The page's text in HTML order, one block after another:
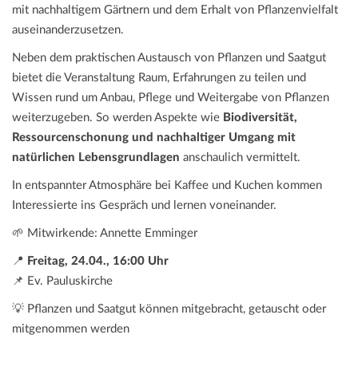
mit nachhaltigem Gärtnern und dem Erhalt von Pflanzenvielfalt
auseinanderzusetzen.
Neben dem praktischen Austausch von Pflanzen und Saatgut
bietet die Veranstaltung Raum, Erfahrungen zu teilen und
Wissen rund um Anbau, Pflege und Weitergabe von Pflanzen
weiterzugeben. So werden Aspekte wie Biodiversität,
Ressourcenschonung und nachhaltiger Umgang mit
natürlichen Lebensgrundlagen anschaulich vermittelt.
In entspannter Atmosphäre bei Kaffee und Kuchen kommen
Interessierte ins Gespräch und lernen voneinander.
🌱 Mitwirkende: Annette Emminger
📍 Freitag, 24.04., 16:00 Uhr
📌 Ev. Pauluskirche
💡 Pflanzen und Saatgut können mitgebracht, getauscht oder
mitgenommen werden